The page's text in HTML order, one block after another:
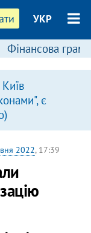
УКР
Фінансова
є
2022, 17:39